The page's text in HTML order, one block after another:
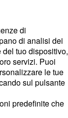
di
di analisi dei
tuo dispositivo,
servizi. Puoi
le tue
sul pulsante
predefinite che